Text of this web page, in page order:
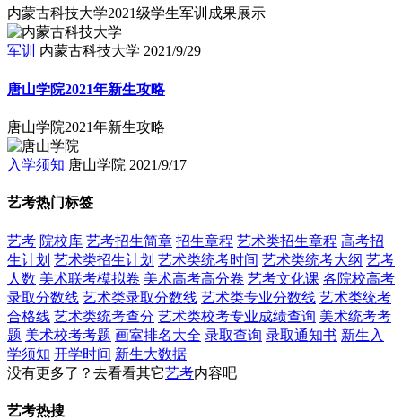
内蒙古科技大学2021级学生军训成果展示
军训 内蒙古科技大学 2021/9/29
唐山学院2021年新生攻略
唐山学院2021年新生攻略
入学须知 唐山学院 2021/9/17
艺考热门标签
艺考 院校库 艺考招生简章 招生章程 艺术类招生章程 高考招
生计划 艺术类招生计划 艺术类统考时间 艺术类统考大纲 艺考
人数 美术联考模拟卷 美术高考高分卷 艺考文化课 各院校高考
录取分数线 艺术类录取分数线 艺术类专业分数线 艺术类统考
合格线 艺术类统考查分 艺术类校考专业成绩查询 美术统考考
题 美术校考考题 画室排名大全 录取查询 录取通知书 新生入
学须知 开学时间 新生大数据
没有更多了？去看看其它艺考内容吧
艺考热搜